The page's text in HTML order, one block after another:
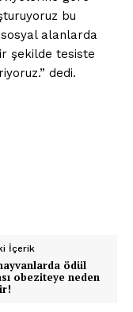
bu
alanlarda
şekilde tesiste
dedi.
İçerik
ödül
obeziteye neden